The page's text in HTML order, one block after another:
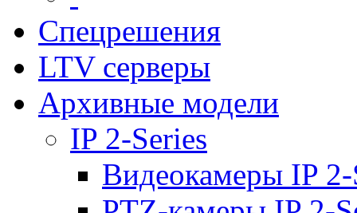
Спецрешения
LTV серверы
Архивные модели
IP 2-Series
Видеокамеры IP 2-